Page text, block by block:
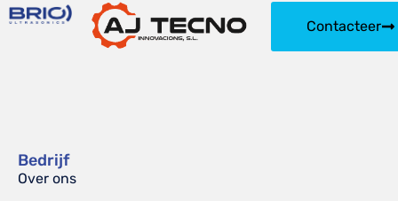
Contacteer
Bedrijf
Over ons